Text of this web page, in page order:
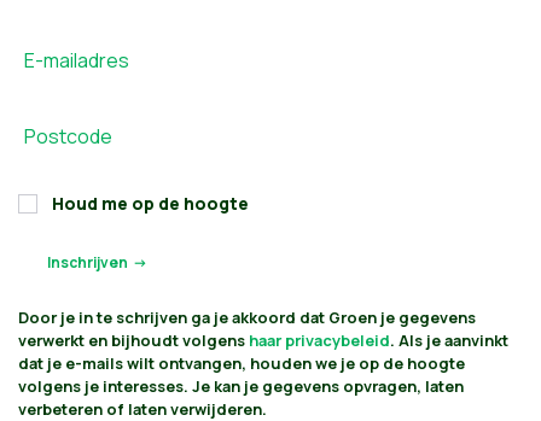
E-mailadres
Postcode
Houd me op de hoogte
Door je in te schrijven ga je akkoord dat Groen je gegevens
verwerkt en bijhoudt volgens haar privacybeleid. Als je aanvinkt
dat je e-mails wilt ontvangen, houden we je op de hoogte
volgens je interesses. Je kan je gegevens opvragen, laten
verbeteren of laten verwijderen.